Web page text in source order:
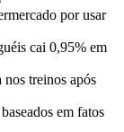
por usar
cai 0,95% em
treinos após
em fatos